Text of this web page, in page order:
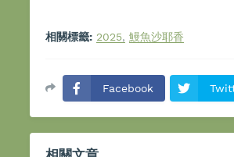
相關標籤: 2025 鰻魚沙耶香
Facebook